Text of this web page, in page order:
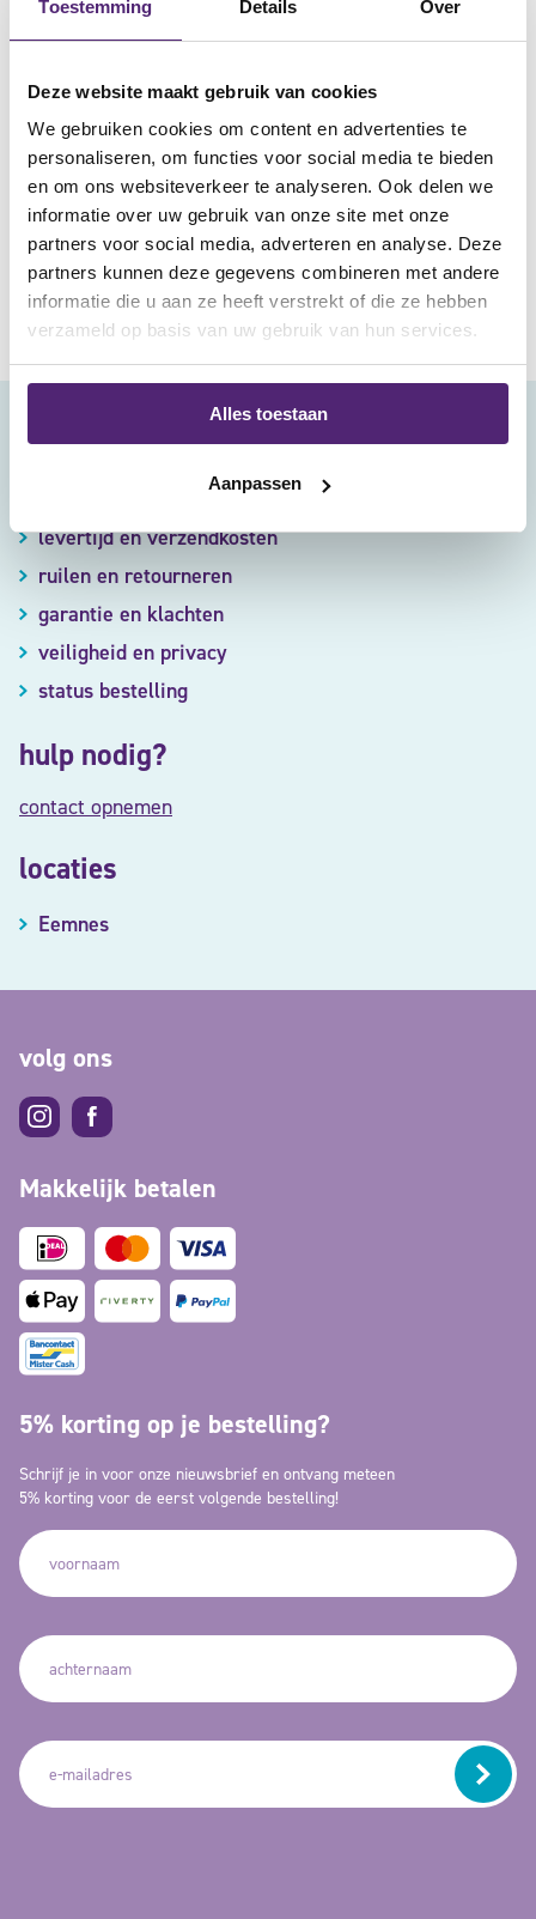
Toestemming Details Over
Deze website maakt gebruik van cookies
We gebruiken cookies om content en advertenties te
personaliseren, om functies voor social media te bieden
en om ons websiteverkeer te analyseren. Ook delen we
informatie over uw gebruik van onze site met onze
partners voor social media, adverteren en analyse. Deze
partners kunnen deze gegevens combineren met andere
informatie die u aan ze heeft verstrekt of die ze hebben
verzameld op basis van uw gebruik van hun services.
Alles toestaan
Aanpassen
Heeft u een vraag over onze braces voor hielpijn & hielspoor
gratiscontactmet ons op.
klantenservice
bestellen en betalen
levertijd en verzendkosten
ruilen en retourneren
garantie en klachten
veiligheid en privacy
status bestelling
hulp nodig?
contact opnemen
locaties
Eemnes
volg ons
Makkelijk betalen
5% korting op je bestelling?
Schrijf je in voor onze nieuwsbrief en ontvang meteen
5% korting voor de eerst volgende bestelling!